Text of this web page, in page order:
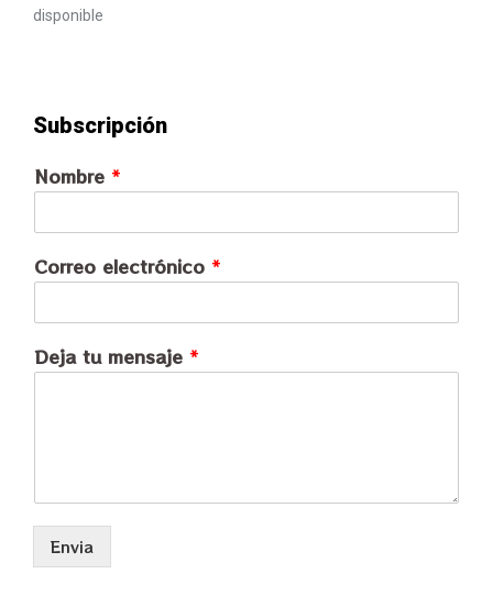
disponible
Subscripción
Nombre *
Correo electrónico *
Deja tu mensaje *
Envia